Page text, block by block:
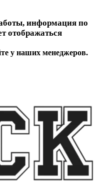
информация по
отображаться
у наших менеджеров.